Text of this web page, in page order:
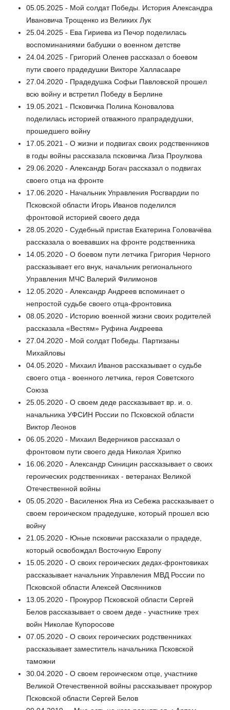
05.05.2025 - Мой солдат Победы. История Александра
Ивановича Трощенко из Великих Лук
25.04.2025 - Ева Гириева из Печор поделилась
воспоминаниями бабушки о военном детстве
24.04.2025 - Григорий Оленев рассказал о боевом
пути своего прадедушки Викторе Халласааре
27.04.2020 - Прадедушка Софьи Павловской прошел
всю войну и встретил Победу в Берлине
19.05.2021 - Псковичка Полина Коновалова
поделилась историей отважного прапрадедушки,
прошедшего войну
17.05.2021 - О жизни и подвигах своих родственников
в годы войны рассказала псковичка Лиза Проулкова
29.06.2020 - Александр Богач рассказал о подвигах
своего отца на фронте
17.06.2020 - Начальник Управления Росгвардии по
Псковской области Игорь Иванов поделился
фронтовой историей своего деда
28.05.2020 - Судебный пристав Екатерина Головачёва
рассказала о воевавших на фронте родственника
14.05.2020 - О боевом пути летчика Григория Черного
рассказывает его внук, начальник регионального
Управления МЧС Валерий Филимонов
12.05.2020 - Александр Андреев вспоминает о
непростой судьбе своего отца-фронтовика
08.05.2020 - Историю военной жизни своих родителей
рассказала «Вестям» Руфина Андреева
27.04.2020 - Мой солдат Победы. Партизаны
Михайловы
04.05.2020 - Михаил Иванов рассказывает о судьбе
своего отца - военного летчика, героя Советского
Союза
25.05.2020 - О своем деде рассказывает вр. и. о.
начальника УФСИН России по Псковской области
Виктор Леонов
06.05.2020 - Михаил Ведерников рассказал о
фронтовом пути своего деда Николая Хрипко
16.06.2020 - Александр Синицин рассказывает о своих
героических родственниках - ветеранах Великой
Отечественной войны
05.05.2020 - Василенюк Яна из Себежа рассказывает о
своем героическом прадедушке, который прошел всю
войну
21.05.2020 - Юные псковичи рассказали о прадеде,
который освобождал Восточную Европу
15.05.2020 - О своих героических дедах-фронтовиках
рассказывает начальник Управления МВД России по
Псковской области Алексей Овсянников
13.05.2020 - Прокурор Псковской области Сергей
Белов рассказывает о своем деде - участнике трех
войн Николае Купоросове
07.05.2020 - О своих героических родственниках
рассказывает заместитель начальника Псковской
таможни
30.04.2020 - О своем героическом отце, участнике
Великой Отечественной войны рассказывает прокурор
Псковской области Сергей Белов